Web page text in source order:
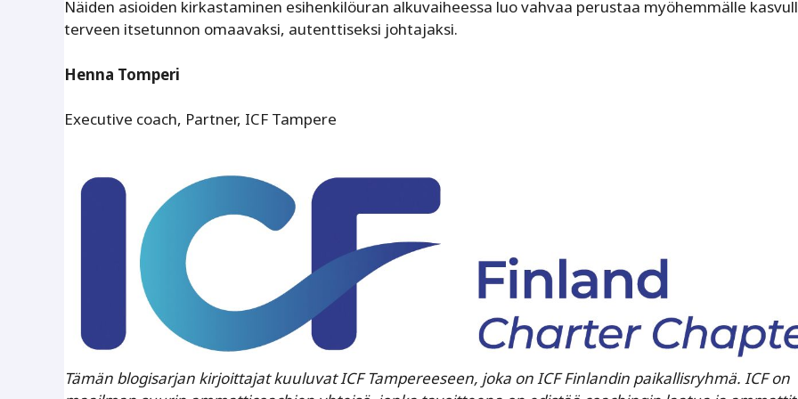
Näiden asioiden kirkastaminen esihenkilöuran alkuvaiheessa luo vahvaa perustaa myöhemmälle
terveen itsetunnon omaavaksi, autenttiseksi johtajaksi.
Henna Tomperi
Executive coach, Partner, ICF Tampere
Tämän blogisarjan kirjoittajat kuuluvat ICF Tampereeseen, joka on ICF Finlandin paikallisryhmä. ICF on